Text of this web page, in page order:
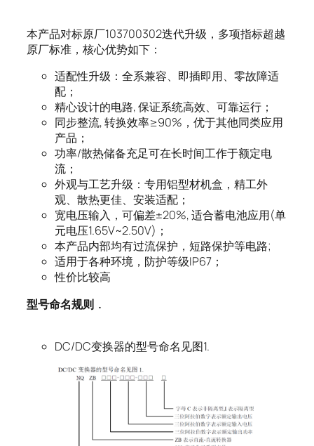
本产品对标原厂103700302迭代升级，多项指标超越
原厂标准，核心优势如下：
适配性升级：全系兼容、即插即用、零故障适
配；
精心设计的电路, 保证系统高效、可靠运行；
同步整流, 转换效率≥90%，优于其他同类应用
产品；
功率/散热储备充足可在长时间工作于额定电
流；
外观与工艺升级：专用铝型材机盒，精工外
观、散热更佳、安装适配；
宽电压输入，可偏差±20%, 适合蓄电池应用(单
元电压1.65V~2.50V)；
本产品内部均有过流保护，短路保护等电路;
适用于各种环境，防护等级IP67；
性价比较高
型号命名规则 .
DC/DC变换器的型号命名见图1.